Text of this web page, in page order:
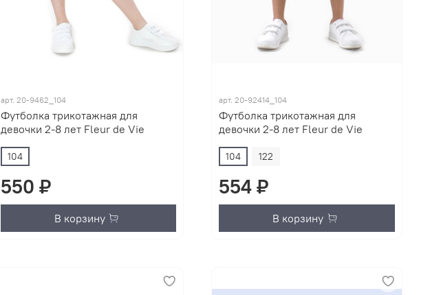
арт. 20-9462_104
Футболка трикотажная для
девочки 2-8 лет Fleur de Vie
104
550 ₽
В корзину
арт.20-92414_104
Футболка трикотажная для
девочки 2-8 лет Fleur de Vie
104 122
554 ₽
В корзину